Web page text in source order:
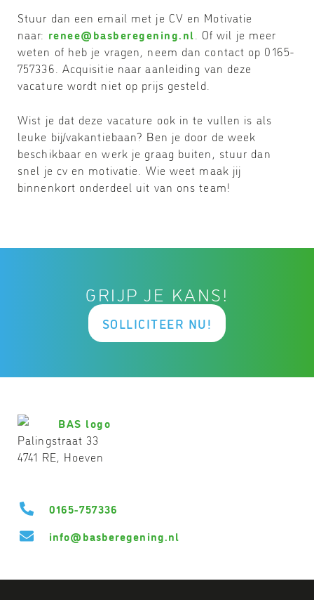
Stuur dan een email met je CV en Motivatie
naar:
ln.gninegerebsab
@eener
. Of wil je meer
weten of heb je vragen, neem dan contact op 0165-
757336. Acquisitie naar aanleiding van deze
vacature wordt niet op prijs gesteld.
Wist je dat deze vacature ook in te vullen is als
leuke bij/vakantiebaan? Ben je door de week
beschikbaar en werk je graag buiten, stuur dan
snel je cv en motivatie. Wie weet maak jij
binnenkort onderdeel uit van ons team!
GRIJP JE KANS!
SOLLICITEER NU!
Palingstraat 33
4741 RE, Hoeven
0165-757336
ln.gninegerebsab
@ofni